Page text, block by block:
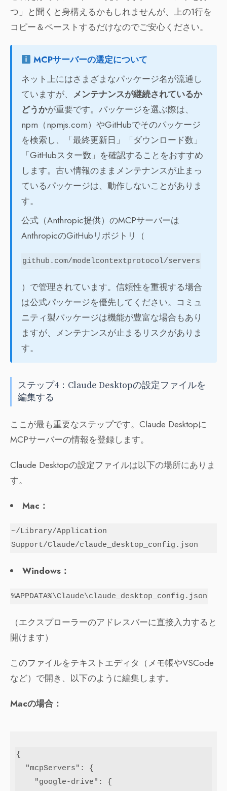
つ」と聞くと身構えるかもしれませんが、上の1行を
コピー＆ペーストするだけなのでご安心ください。
MCPサーバーの選定について
ネット上にはさまざまなパッケージ名が流通し
ていますが、 メンテナンスが継続されているか
どうかが重要です。パッケージを選ぶ際は、
npm（npmjs.com）やGitHubでそのパッケージ
を検索し、「最終更新日」「ダウンロード数」
「GitHubスター数」を確認することをおすすめ
します。古い情報のままメンテナンスが止まっ
ているパッケージは、動作しないことがありま
す。
公式（Anthropic提供）のMCPサーバーは
AnthropicのGitHubリポジトリ（
github.com/modelcontextprotocol/servers
）で管理されています。信頼性を重視する場合
は公式パッケージを優先してください。コミュ
ニティ製パッケージは機能が豊富な場合もあり
ますが、メンテナンスが止まるリスクがありま
す。
ステップ4：Claude Desktopの設定ファイルを
編集する
ここが最も重要なステップです。Claude Desktopに
MCPサーバーの情報を登録します。
Claude Desktopの設定ファイルは以下の場所にありま
す。
Mac：
~/Library/Application
Support/Claude/claude_desktop_config.json
Windows：
%APPDATA%\Claude\claude_desktop_config.json
（エクスプローラーのアドレスバーに直接入力すると
開けます）
このファイルをテキストエディタ（メモ帳やVSCode
など）で開き、以下のように編集します。
Macの場合：
{
  "mcpServers": {
    "google-drive": {